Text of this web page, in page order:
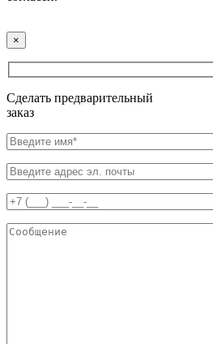
×
Сделать предварительный
заказ